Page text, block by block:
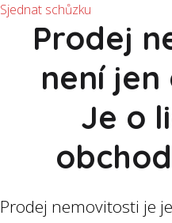
Sjednat schůzku
Prodej
není jen
Je o
Prodej nemovitosti je